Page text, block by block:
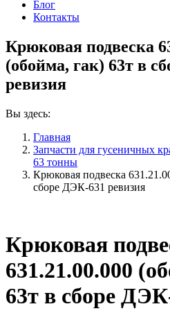
Блог
Контакты
Крюковая подвеска
(обойма, гак) 63т в
ревизия
Вы здесь:
Главная
Запчасти для гусеничных
63 тонны
Крюковая подвеска
сборе ДЭК-631 ревизия
Крюковая
631.21.00.000
63т в сборе